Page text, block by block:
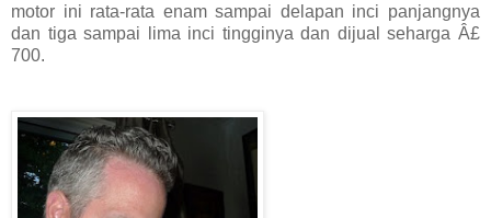
motor ini rata-rata enam sampai delapan inci panjangnya
dan tiga sampai lima inci tingginya dan dijual seharga Â£
700.